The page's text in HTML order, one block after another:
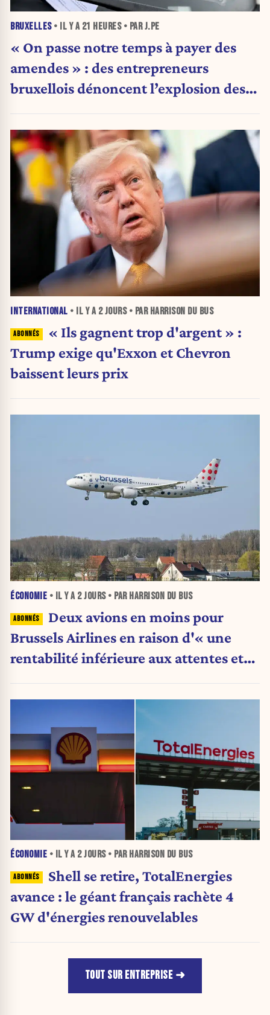
BRUXELLES• IL Y A 21 HEURES• PAR J.PE
« On passe notre temps à payer des
amendes » : des entrepreneurs
bruxellois dénoncent l’explosion des
INTERNATIONAL • IL Y A 2 JOURS• PAR HARRISON DU BUS
« Ils gagnent trop d'argent » :
Trump exige qu'Exxon et Chevron
baissent leurs prix
ÉCONOMIE • IL Y A 2 JOURS• PAR HARRISON DU BUS
Deux avions en moins pour
Brussels Airlines en raison d'« une
rentabilité inférieure aux attentes et
ÉCONOMIE • IL Y A 2 JOURS• PAR HARRISON DU BUS
Shell se retire, TotalEnergies
avance : le géant français rachète 4
GW d'énergies renouvelables
TOUT SUR ENTREPRISE